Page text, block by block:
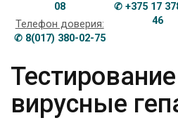
08
Телефон доверия:
✆ 8(017) 380-02-75
✆ +375 17
46
вирусные